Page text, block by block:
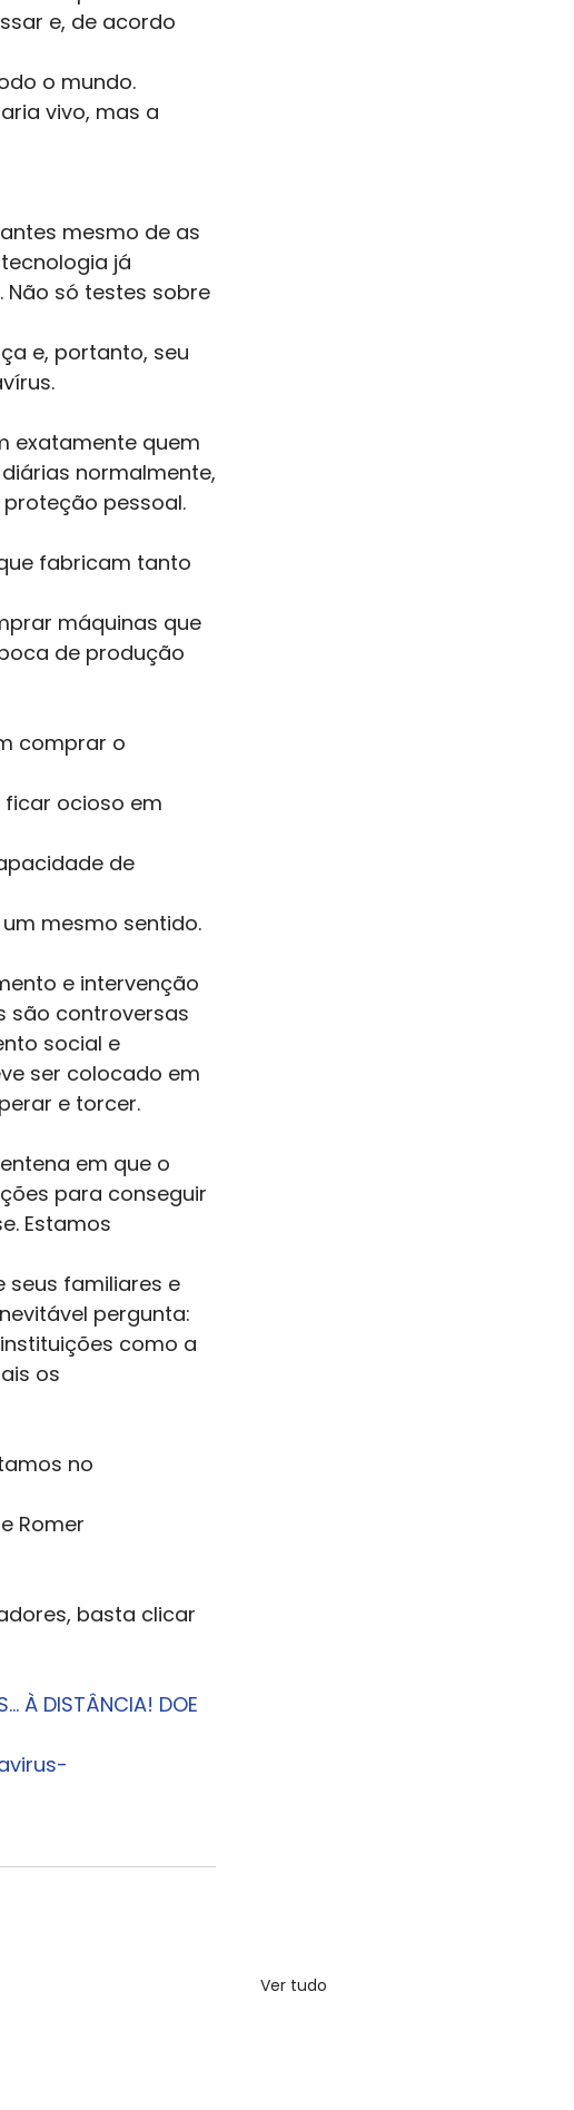
e, de acordo
o mundo.
vivo, mas a
mesmo de as
já
só testes sobre
e, portanto, seu
exatamente quem
normalmente,
pessoal.
fabricam tanto
máquinas que
de produção
comprar o
ficar ocioso em
de
mesmo sentido.
e intervenção
são controversas
social e
ser colocado em
e torcer.
em que o
para conseguir
Estamos
seus familiares e
pergunta:
como a
os
no
Romer
basta clicar
À DISTÂNCIA! DOE
Ver tudo